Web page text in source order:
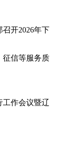
召开2026年下
征信等服务质
工作会议暨辽